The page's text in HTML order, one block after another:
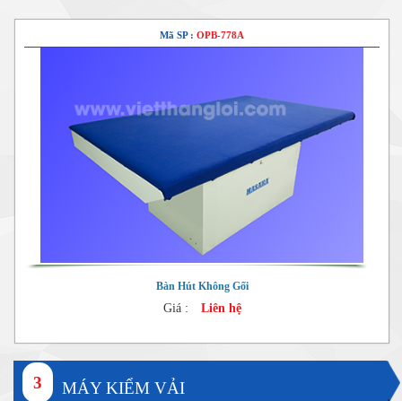
Mã SP : OPB-778A
Bàn Hút Không Gối
Giá : Liên hệ
3 MÁY KIỂM VẢI